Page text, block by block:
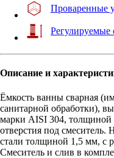
Проваренные
Регулируемые
Описание и
Ёмкость ванны сварная
санитарной обработки),
марки AISI 304, толщиной
отверстия под
стали толщиной 1,5 мм, с
Смеситель и слив в